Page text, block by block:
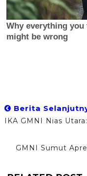
Berita
IKA GMNI Nias
GMNI Sumut